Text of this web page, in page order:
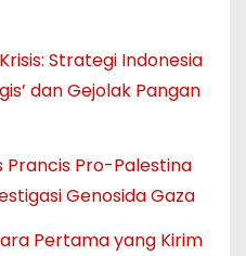
Strategi Indonesia
dan Gejolak Pangan
Prancis Pro-Palestina
Genosida Gaza
Pertama yang Kirim